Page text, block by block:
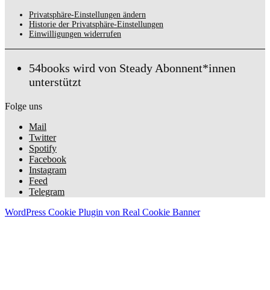
Privatsphäre-Einstellungen ändern
Historie der Privatsphäre-Einstellungen
Einwilligungen widerrufen
54books wird von Steady Abonnent*innen
unterstützt
Folge uns
Mail
Twitter
Spotify
Facebook
Instagram
Feed
Telegram
WordPress Cookie Plugin von Real Cookie Banner